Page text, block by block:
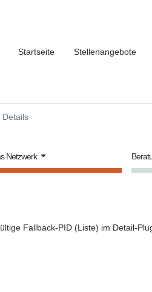
Startseite Stellenangebote
Details
Netzwerk
Fallback-PID (Liste) im Detail-